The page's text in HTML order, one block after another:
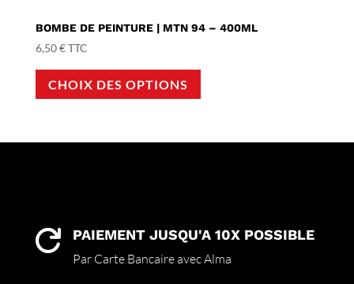
BOMBE DE PEINTURE | MTN 94 – 400ML
6,50€TTC
CHOIX DES OPTIONS
a
choisies
la
 PAIEMENT JUSQU'A 10X POSSIBLE
Par Carte Bancaire avec Alma